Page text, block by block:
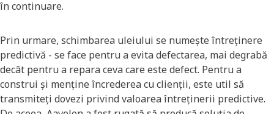
în continuare.
Prin urmare, schimbarea uleiului se numește întreținere
predictivă - se face pentru a evita defectarea, mai degrabă
decât pentru a repara ceva care este defect. Pentru a
construi și menține încrederea cu clienții, este util să
transmiteți dovezi privind valoarea întreținerii predictive.